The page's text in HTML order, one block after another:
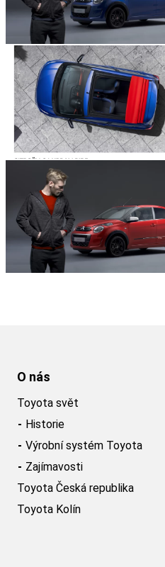
O nás
Toyota svět
Historie
Výrobní systém Toyota
Zajímavosti
Toyota Česká republika
Toyota Kolín